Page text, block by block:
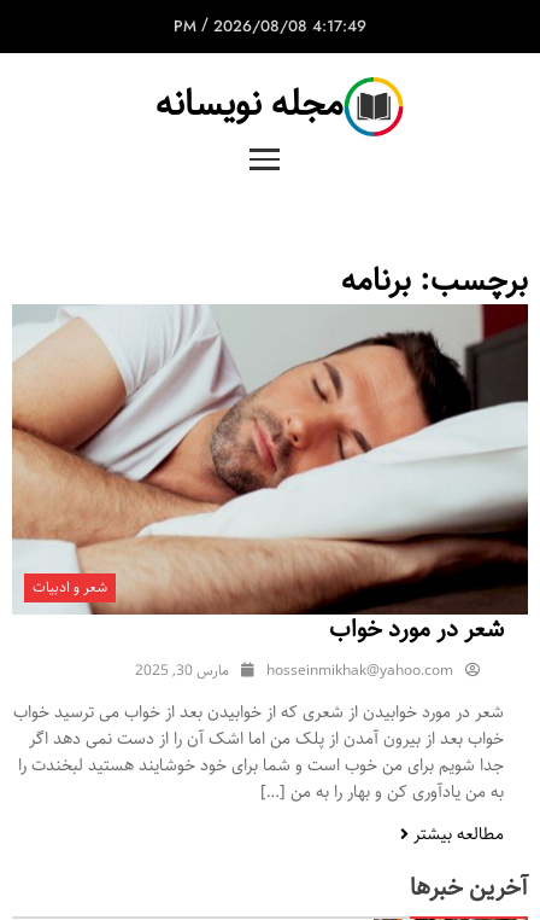
4:17:49 PM
/ 2026/08/08
مجله نویسانه
برچسب: برنامه
شعر و ادبیات
شعر در مورد خواب
hosseinmikhak@yahoo.com مارس 30, 2025
شعر در مورد خوابیدن از شعری که از خوابیدن بعد از خواب می ترسید خواب
خواب بعد از بیرون آمدن از پلک من اما اشک آن را از دست نمی دهد اگر
جدا شویم برای من خوب است و شما برای خود خوشایند هستید لبخندت را
به من یادآوری کن و بهار را به من […]
مطالعه بیشتر
آخرین خبرها